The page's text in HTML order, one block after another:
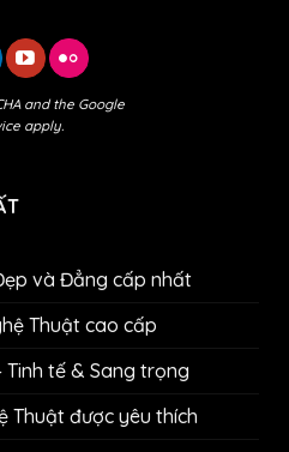
and the Google
apply.
và Đẳng cấp nhất
Thuật cao cấp
Tinh tế & Sang trọng
Thuật được yêu thích